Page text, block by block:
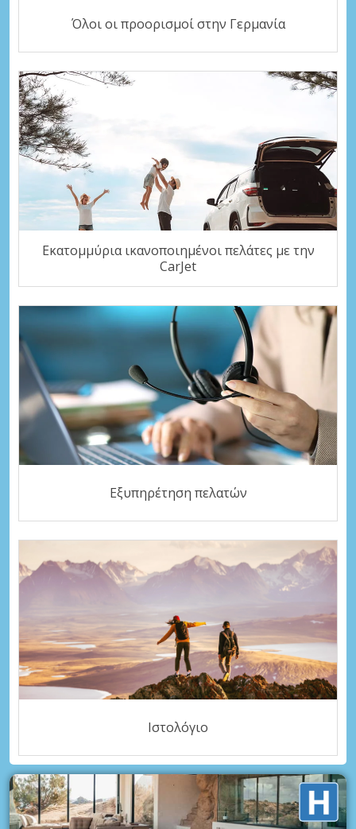
Όλοι οι προορισμοί στην Γερμανία
Εκατομμύρια ικανοποιημένοι πελάτες με την
CarJet
Εξυπηρέτηση πελατών
Ιστολόγιο